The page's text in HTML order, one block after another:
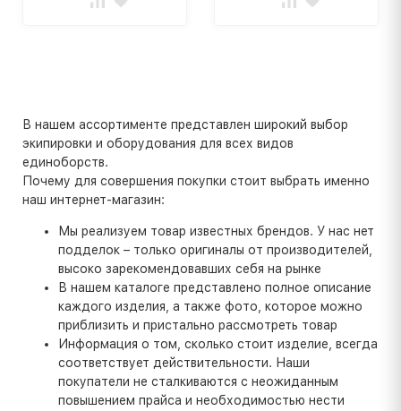
В нашем ассортименте представлен широкий выбор
экипировки и оборудования для всех видов
единоборств.
Почему для совершения покупки стоит выбрать именно
наш интернет-магазин:
Мы реализуем товар известных брендов. У нас нет
подделок – только оригиналы от производителей,
высоко зарекомендовавших себя на рынке
В нашем каталоге представлено полное описание
каждого изделия, а также фото, которое можно
приблизить и пристально рассмотреть товар
Информация о том, сколько стоит изделие, всегда
соответствует действительности. Наши
покупатели не сталкиваются с неожиданным
повышением прайса и необходимостью нести